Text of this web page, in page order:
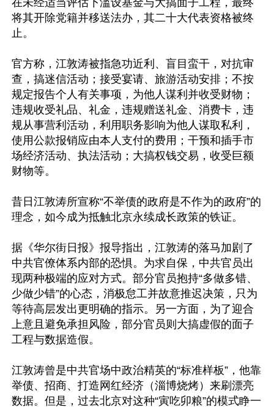
在未经适当评估下滥设基金与大搞面子工程，最终
将其开除党籍并移送法办，其二十大代表资格被终
止。
官方称，江敦涛被指急功近利、盲目蛮干，对抗审
查，搞迷信活动；接受宴请、旅游活动安排；不按
规定报告个人有关事项，为他人谋利并收受财物；
违规收受礼品、礼金，违规赠送礼金、消费卡，违
规从事营利活动，利用职务影响为他人谋取私利，
使用公款报销应由本人支付的费用；干预和插手市
场经济活动、执法活动；大搞权钱交易，收受巨额
财物等。
昔日江敦涛所宣称“不举债的政府是不作为的政府”的
理念，如今成为抵触北京永续成长政策的铁证。
据《华尔街日报》报导指出，江敦涛的落马加剧了
中共官僚体系内部的恐惧。为求自保，中共官员出
现两种极端的应对方式。部分官员抱持“多做多错、
少做少错”的心态，消极怠工并故意推迟决策，只为
等待高层发出更明确的指示。另一方面，为了迎合
上意且避免承担风险，部分官员则大搞虚假的面子
工程与数据造假。
江敦涛曾是中共官场中政治精英的“标准样板”，他靠
举债、招商、打造网红经济（淄博烧烤）来刷漂亮
数据。但是，过去北京对这种“寅吃卯粮”的模式睁一